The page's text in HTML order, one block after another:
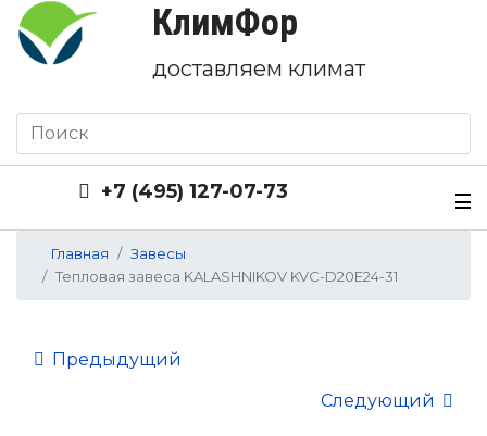
КлимФор
доставляем климат
+7 (495) 127-07-73
Главная
Завесы
Тепловая завеса KALASHNIKOV KVC-D20E24-31
Предыдущий
Следующий